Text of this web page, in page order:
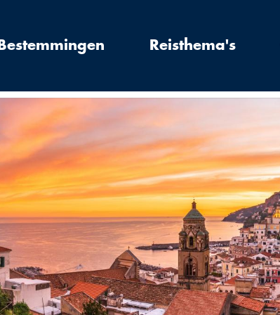
Reisthema's